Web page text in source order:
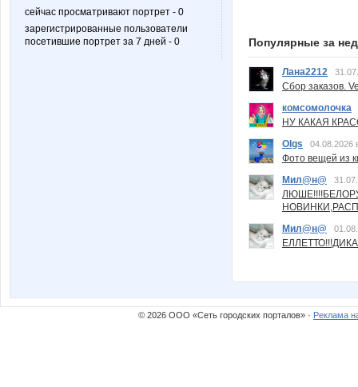
сейчас просматривают портрет - 0
зарегистрированные пользователи
посетившие портрет за 7 дней - 0
Популярные за
Лана2212
Сбор заказов.
комсомолочка
НУ КАКАЯ
Olgs
04.08.2026
Фото вещей из
Мил@н@
Мил@н@
© 2026 ООО «Сеть городских порталов» · Реклама